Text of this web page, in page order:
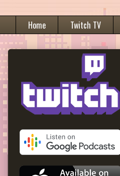
Home Twitch TV